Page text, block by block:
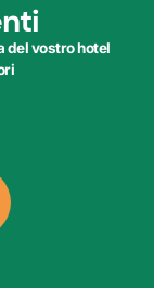
del vostro hotel